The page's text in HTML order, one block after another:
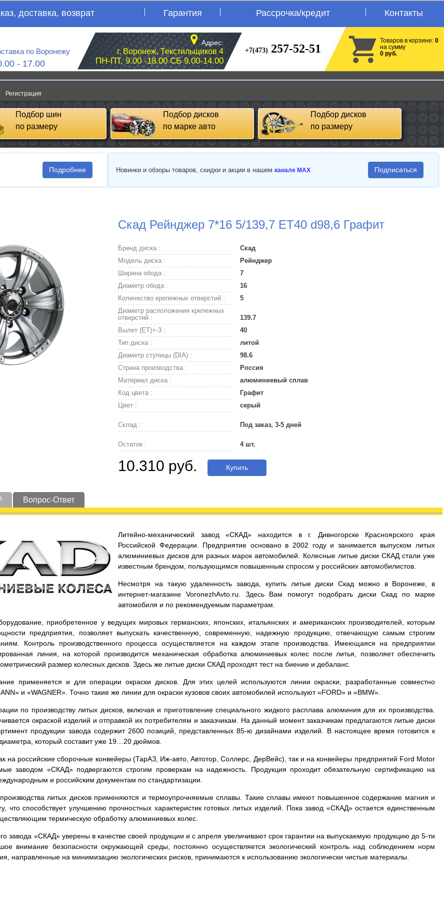
доставка, возврат Гарантия Рассрочка/кредит Контакты
по Воронежу
- 17.00
Адрес:
г. Воронеж, Текстильщиков 4
ПН-ПТ, 9.00 -18.00 СБ 9.00-14.00
+7(473) 257-52-51
Товаров в корзине: 0
на сумму
0 руб.
Регистрация
Подбор шин
по размеру
Подбор дисков
по марке авто
Подбор дисков
по размеру
Подробнее Новинки и обзоры товаров, скидки и акции в нашем канале MAX Подписаться
Скад Рейнджер 7*16 5/139,7 ET40 d98,6 Графит
Бренд диска :
Скад
Модель диска :
Рейнджер
Ширина обода :
7
Диаметр обода :
16
Количество крепежных отверстий :
5
Диаметр расположения крепежных
отверстий :
139.7
Вылет (ET)+-3 :
40
Тип диска :
литой
Диаметр ступицы (DIA) :
98.6
Страна производства :
Россия
Материал диска :
алюминиевый сплав
Код цвета :
Графит
Цвет :
серый
Склад : Под заказ, 3-5 дней
Остаток : 4 шт.
10.310 руб. Купить
Вопрос-Ответ
Литейно-механический завод «СКАД» находится в г. Дивногорске Красноярского края
Российской Федерации. Предприятие основано в 2002 году и занимается выпуском литых
алюминиевых дисков для разных марок автомобилей. Колесные литые диски СКАД стали уже
известным брендом, пользующимся повышенным спросом у российских автомобилистов.
Несмотря на такую удаленность завода, купить литые диски Скад можно в Воронеже, в
интернет-магазине VoronezhAvto.ru. Здесь Вам помогут подобрать диски Скад по марке
автомобиля и по рекомендуемым параметрам.
приобретенное у ведущих мировых германских, японских, итальянских и американских производителей, которым
предприятия, позволяет выпускать качественную, современную, надежную продукцию, отвечающую самым строгим
Контроль производственного процесса осуществляется на каждом этапе производства. Имеющаяся на предприятии
линия, на которой производится механическая обработка алюминиевых колес после литья, позволяет обеспечить
размер колесных дисков. Здесь же литые диски СКАД проходят тест на биение и дебаланс.
применяется и для операции окраски дисков. Для этих целей используются линии окраски, разработанные совместно
и «WAGNER». Точно такие же линии для окраски кузовов своих автомобилей используют «FORD» и «BMW».
по производству литых дисков, включая и приготовление специального жидкого расплава алюминия для их производства.
окраской изделий и отправкой их потребителям и заказчикам. На данный момент заказчикам предлагаются литые диски
продукции завода содержит 2600 позиций, представленных 85-ю дизайнами изделий. В настоящее время готовится к
который составит уже 19…20 дюймов.
на российские сборочные конвейеры (ТарАЗ, Иж-авто, Автотор, Соллерс, ДерВейс), так и на конвейеры предприятий Ford Motor
заводом «СКАД» подвергаются строгим проверкам на надежность. Продукция проходит обязательную сертификацию на
и российским документам по стандартизации.
литых дисков применяются и термоупрочняемые сплавы. Такие сплавы имеют повышенное содержание магния и
что способствует улучшению прочностных характеристик готовых литых изделий. Пока завод «СКАД» остается единственным
термическую обработку алюминиевых колес.
завода «СКАД» уверены в качестве своей продукции и с апреля увеличивают срок гарантии на выпускаемую продукцию до 5-ти
внимание безопасности окружающей среды, постоянно осуществляется экологический контроль над соблюдением норм
направленные на минимизацию экологических рисков, принимаются к использованию экологически чистые материалы.